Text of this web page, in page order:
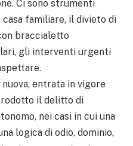
Ci sono strumenti
casa familiare, il divieto di
braccialetto
gli interventi urgenti
nuova, entrata in vigore
il delitto di
nei casi in cui una
logica di odio, dominio,